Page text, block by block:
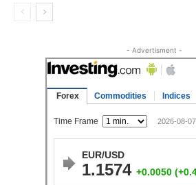
- Advertisment -